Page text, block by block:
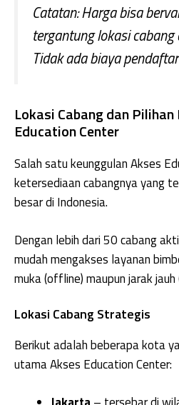
Catatan:Harga bisa
tergantung lokasi
Tidak ada biaya
Lokasi Cabang dan
Education Center
Salah satu keunggulan Akses
ketersediaan cabangnya yang
besar di Indonesia.
Dengan lebih dari 50 cabang
mudah mengakses layanan
muka (offline) maupun jarak jauh
Lokasi Cabang Strategis
Berikut adalah beberapa kota
utama Akses Education Center: